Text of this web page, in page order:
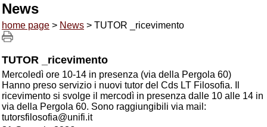
News
home page > News > TUTOR _ricevimento
TUTOR _ricevimento
Mercoledì ore 10-14 in presenza (via della Pergola 60)
Hanno preso servizio i nuovi tutor del Cds LT Filosofia. Il
ricevimento si svolge il mercodì in presenza dalle 10 alle 14 in
via della Pergola 60. Sono raggiungibili via mail:
tutorsfilosofia@unifi.it